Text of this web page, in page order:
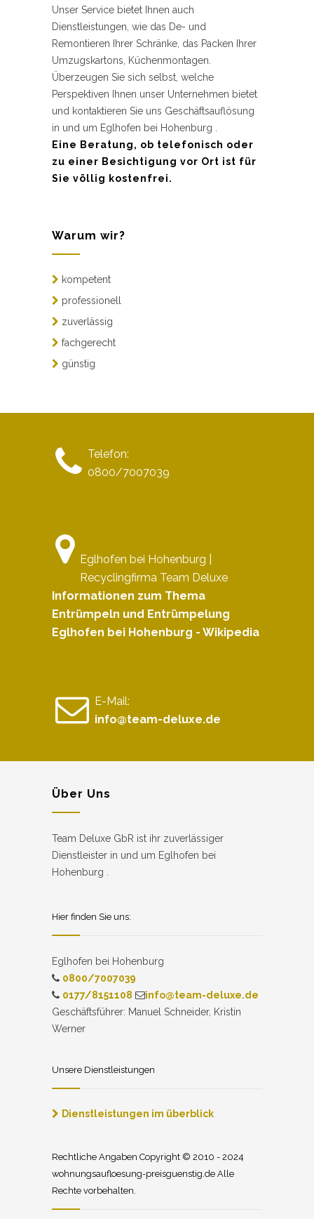
Unser Service bietet Ihnen auch
Dienstleistungen, wie das De- und
Remontieren Ihrer Schränke, das Packen Ihrer
Umzugskartons, Küchenmontagen.
Überzeugen Sie sich selbst, welche
Perspektiven Ihnen unser Unternehmen bietet
und kontaktieren Sie uns Geschäftsauflösung
in und um Eglhofen bei Hohenburg .
Eine Beratung, ob telefonisch oder
zu einer Besichtigung vor Ort ist für
Sie völlig kostenfrei.
Warum wir?
kompetent
professionell
zuverlässig
fachgerecht
günstig
Telefon:
0800/7007039
Eglhofen bei Hohenburg |
Recyclingfirma Team Deluxe
Informationen zum Thema
Entrümpeln und Entrümpelung
Eglhofen bei Hohenburg - Wikipedia
E-Mail:
info@team-deluxe.de
Über Uns
Team Deluxe GbR ist ihr zuverlässiger
Dienstleister in und um Eglhofen bei
Hohenburg .
Hier finden Sie uns:
Eglhofen bei Hohenburg
0800/7007039
0177/8151108
info@team-deluxe.de
Geschäftsführer: Manuel Schneider, Kristin
Werner
Unsere Dienstleistungen
Dienstleistungen im überblick
Rechtliche Angaben Copyright © 2010 - 2024
wohnungsaufloesung-preisguenstig.de Alle
Rechte vorbehalten.